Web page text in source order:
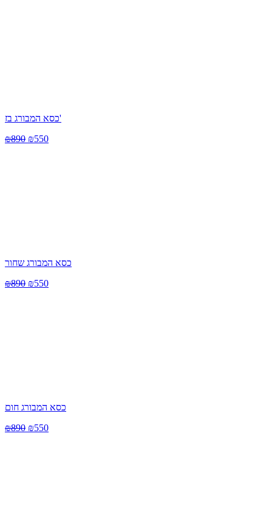
כסא המבורג בז'
₪890 ₪550
כסא המבורג שחור
₪890 ₪550
כסא המבורג חום
₪890 ₪550